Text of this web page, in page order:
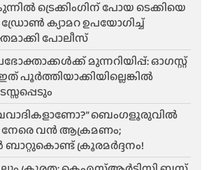
ട്രെക്കിംഗിന് പോയ ടെക്കിയെ
ക്യാമറ ഉപയോഗിച്ച്
പോലീസ്
മുന്നറിയിപ്പ്: ഓഗസ്റ്റ്
പൂർത്തിയാക്കിയില്ലെങ്കിൽ
ബെംഗളൂരുവിൽ
നേരെ വൻ ആക്രമണം;
ക്രൂരമർദ്ദനം!